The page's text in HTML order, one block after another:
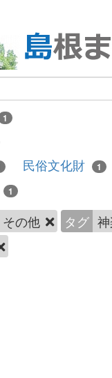
1
民俗文化財 1
1
その他 タグ